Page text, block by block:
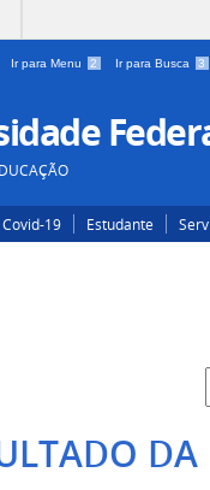
Ir para Menu 2 Ir para Busca 3
Covid-19 Estudante
DA